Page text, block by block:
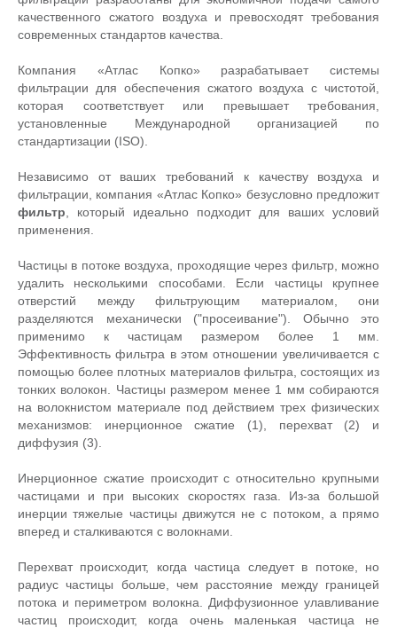
качественного сжатого воздуха и превосходят требования
современных стандартов качества.
Компания «Атлас Копко» разрабатывает системы
фильтрации для обеспечения сжатого воздуха с чистотой,
которая соответствует или превышает требования,
установленные Международной организацией по
стандартизации (ISO).
Независимо от ваших требований к качеству воздуха и
фильтрации, компания «Атлас Копко» безусловно предложит
фильтр , который идеально подходит для ваших условий
применения.
Частицы в потоке воздуха, проходящие через фильтр, можно
удалить несколькими способами. Если частицы крупнее
отверстий между фильтрующим материалом, они
разделяются механически ("просеивание"). Обычно это
применимо к частицам размером более 1 мм.
Эффективность фильтра в этом отношении увеличивается с
помощью более плотных материалов фильтра, состоящих из
тонких волокон. Частицы размером менее 1 мм собираются
на волокнистом материале под действием трех физических
механизмов: инерционное сжатие (1), перехват (2) и
диффузия (3).
Инерционное сжатие происходит с относительно крупными
частицами и при высоких скоростях газа. Из-за большой
инерции тяжелые частицы движутся не с потоком, а прямо
вперед и сталкиваются с волокнами.
Перехват происходит, когда частица следует в потоке, но
радиус частицы больше, чем расстояние между границей
потока и периметром волокна. Диффузионное улавливание
частиц происходит, когда очень маленькая частица не